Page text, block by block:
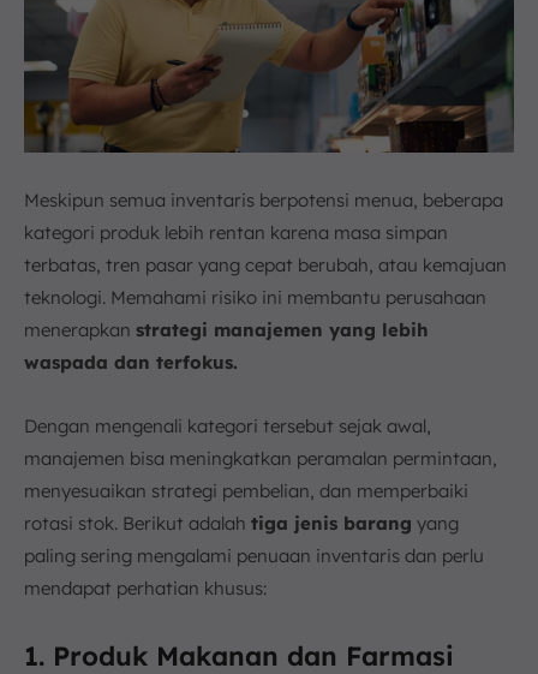
Meskipun semua inventaris berpotensi menua, beberapa
kategori produk lebih rentan karena masa simpan
terbatas, tren pasar yang cepat berubah, atau kemajuan
teknologi. Memahami risiko ini membantu perusahaan
menerapkan strategi manajemen yang lebih
waspada dan terfokus.
Dengan mengenali kategori tersebut sejak awal,
manajemen bisa meningkatkan peramalan permintaan,
menyesuaikan strategi pembelian, dan memperbaiki
rotasi stok. Berikut adalah tiga jenis barang yang
paling sering mengalami penuaan inventaris dan perlu
mendapat perhatian khusus:
1. Produk Makanan dan Farmasi